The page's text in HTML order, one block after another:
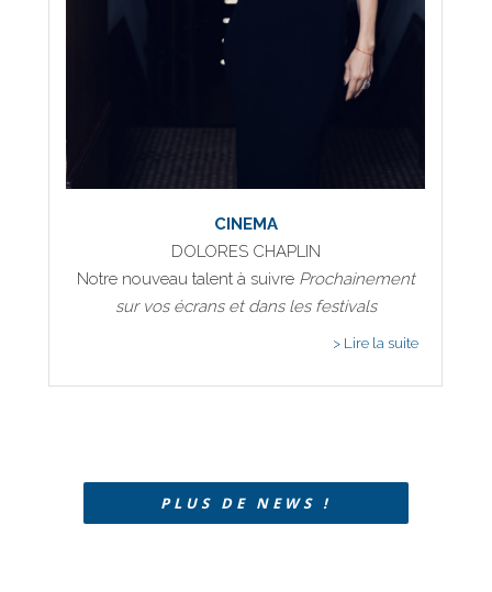
CINEMA
DOLORES CHAPLIN
Notre nouveau talent à suivre Prochainement
sur vos écrans et dans les festivals
PLUS DE NEWS !